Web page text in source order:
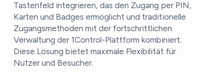
Tastenfeld integrieren, das den Zugang per PIN,
Karten und Badges ermöglicht und traditionelle
Zugangsmethoden mit der fortschrittlichen
Verwaltung der 1Control-Plattform kombiniert.
Diese Lösung bietet maximale Flexibilität für
Nutzer und Besucher.